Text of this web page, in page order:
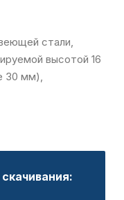
стали,
высотой 16
30 мм),